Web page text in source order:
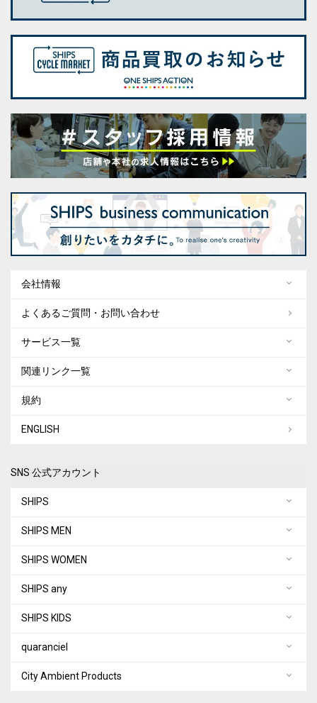
会社情報
よくあるご質問・お問い合わせ
サービス一覧
関連リンク一覧
規約
ENGLISH
SNS 公式アカウント
SHIPS
SHIPS MEN
SHIPS WOMEN
SHIPS any
SHIPS KIDS
quaranciel
City Ambient Products